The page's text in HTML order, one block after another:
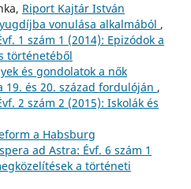
Riport Kajtár István
vonulása alkalmából ,
1 szám 1 (2014): Epizódok a
történetéből
és gondolatok a nők
19. és 20. század fordulóján ,
2 szám 2 (2015): Iskolák és
a Habsburg
ad Astra: Évf. 6 szám 1
a történeti